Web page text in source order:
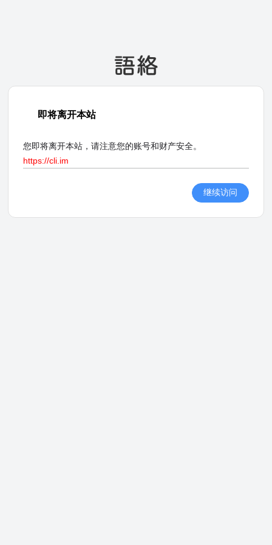
即将离开本站
您即将离开本站，请注意您的账号和财产安全。
https://cli.im
继续访问